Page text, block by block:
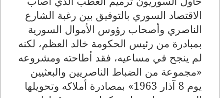
الاقتصاد السوري بالتوفيق بين رغبة الشارع
الناصري وأصحاب رؤوس الأموال السورية
بمبادرة من رئيس الحكومة خالد العظم، لكنه
لم ينجح في مساعيه، فقد أطاحته ومشروعه
«مجموعة من الضباط الناصريين والبعثيين
يوم 8 آذار 1963» بمصادرة أملاكه وتحويلها